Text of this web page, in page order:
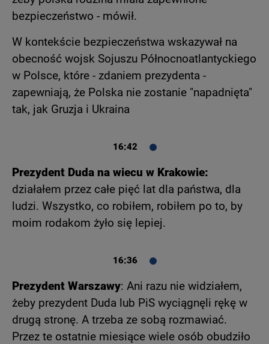
bezpieczeństwo - mówił.
W kontekście bezpieczeństwa wskazywał na
obecność wojsk Sojuszu Północnoatlantyckiego
w Polsce, które - zdaniem prezydenta -
zapewniają, że Polska nie zostanie "napadnięta"
tak, jak Gruzja i Ukraina
16:42
Prezydent Duda na wiecu w Krakowie:
działałem przez całe pięć lat dla państwa, dla
ludzi. Wszystko, co robiłem, robiłem po to, by
moim rodakom żyło się lepiej.
16:36
Prezydent Warszawy: Ani razu nie widziałem,
żeby prezydent Duda lub PiS wyciągnęli rękę w
drugą stronę. A trzeba ze sobą rozmawiać.
Przez te ostatnie miesiące wiele osób obudziło